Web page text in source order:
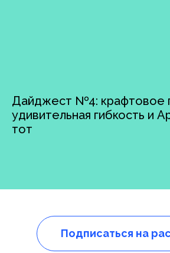
Дайджест №4: крафтовое
удивительная гибкость и
тот
Подписаться на